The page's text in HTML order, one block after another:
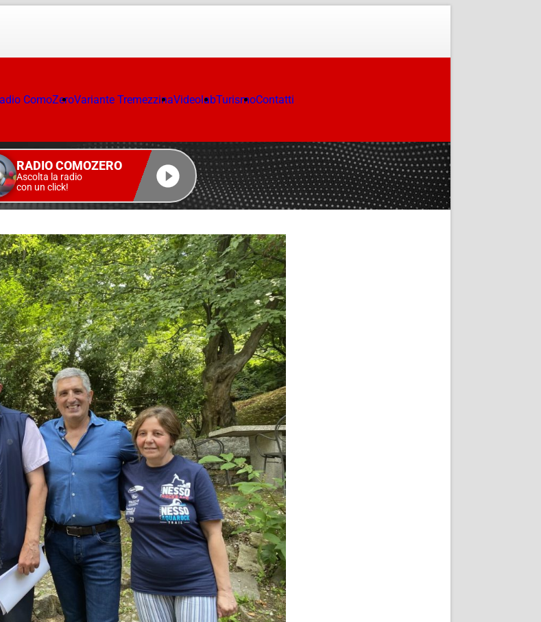
ComoZeroVariante TremezzinaVideolabTurismoContatti
RADIO COMOZERO
Ascolta la radio
con un click!